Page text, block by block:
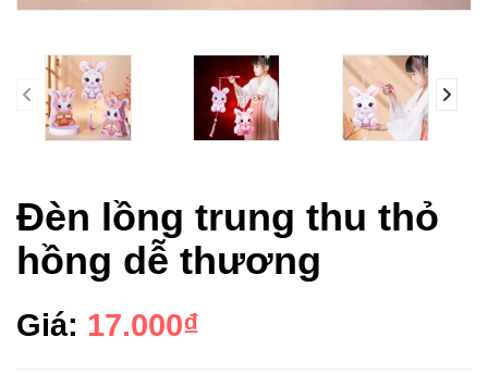
prev
Đèn lồng trung thu thỏ
hồng dễ thương
Giá: 17.000₫